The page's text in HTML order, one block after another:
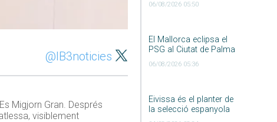
06/08/2026 05:50
El Mallorca eclipsa el
PSG al Ciutat de Palma
06/08/2026 05:36
Eivissa és el planter de
la selecció espanyola
@IB3noticies
Migjorn Gran. Després
visiblement